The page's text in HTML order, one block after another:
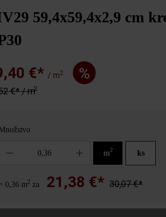
59,4x59,4x2,9 cm
€* / m2 %
€* / m2
m2 ks
0,36 m2 za 21,38 €* 30,07 €*